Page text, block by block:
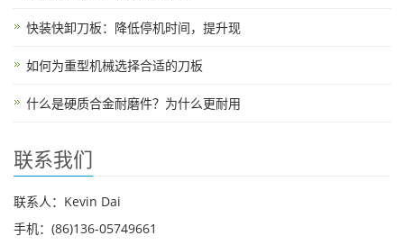
快装快卸刀板：降低停机时间，提升现
如何为重型机械选择合适的刀板
什么是硬质合金耐磨件？为什么更耐用
联系我们
联系人：Kevin Dai
手机：(86)136-05749661